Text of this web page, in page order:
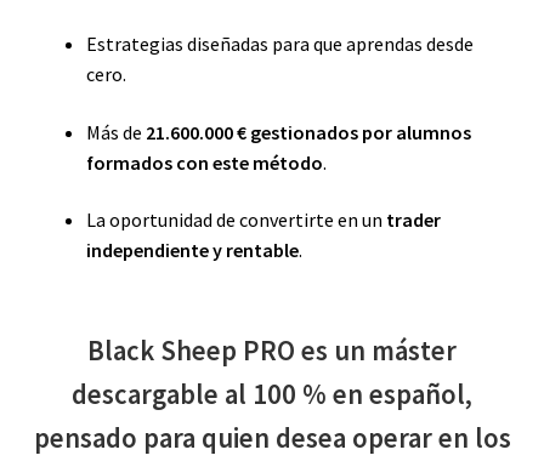
Estrategias diseñadas para que aprendas desde
cero.
Más de 21.600.000 € gestionados por alumnos
formados con este método.
La oportunidad de convertirte en un trader
independiente y rentable.
Black Sheep PRO es un máster
descargable al 100 % en español,
pensado para quien desea operar en los